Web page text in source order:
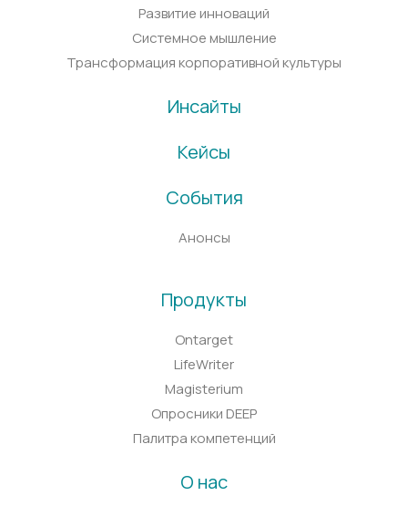
Развитие инноваций
Системное мышление
Трансформация корпоративной культуры
Инсайты
Кейсы
События
Анонсы
Продукты
Ontarget
LifeWriter
Magisterium
Опросники DEEP
Палитра компетенций
О нас